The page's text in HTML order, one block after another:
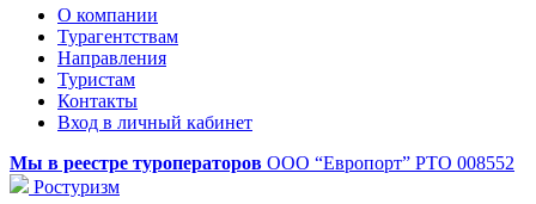
О компании
Турагентствам
Направления
Туристам
Контакты
Вход в личный кабинет
Мы в реестре туроператоров ООО “Европорт” РТО 008552
Ростуризм